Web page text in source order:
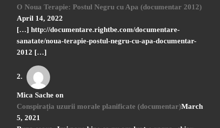
O Noua Terapie: Postul Negru cu Apa (documentar 2012)
April 14, 2022
[…] http://documentare.rightbe.com/documentare-
sanatate/noua-terapie-postul-negru-cu-apa-documentar-
2012 […]
Mica Sache on
Conspirația uzurii morale planificate (documentar)March
5, 2021